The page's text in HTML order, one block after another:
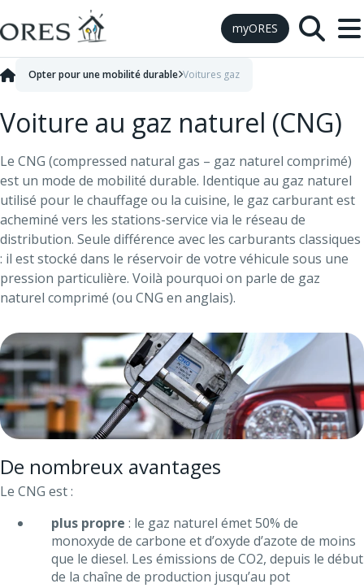
Skip to Content
myORES
Voiture au gaz naturel (CNG)
Le CNG (compressed natural gas – gaz naturel comprimé)
est un mode de mobilité durable. Identique au gaz naturel
utilisé pour le chauffage ou la cuisine, le gaz carburant est
acheminé vers les stations-service via le réseau de
distribution. Seule différence avec les carburants classiques
: il est stocké dans le réservoir de votre véhicule sous une
pression particulière. Voilà pourquoi on parle de gaz
naturel comprimé (ou CNG en anglais).
Opter pour une mobilité durable Voitures gaz
De nombreux avantages
Le CNG est :
plus propre : le gaz naturel émet 50% de
monoxyde de carbone et d’oxyde d’azote de moins
que le diesel. Les émissions de CO2, depuis le début
de la chaîne de production jusqu’au pot